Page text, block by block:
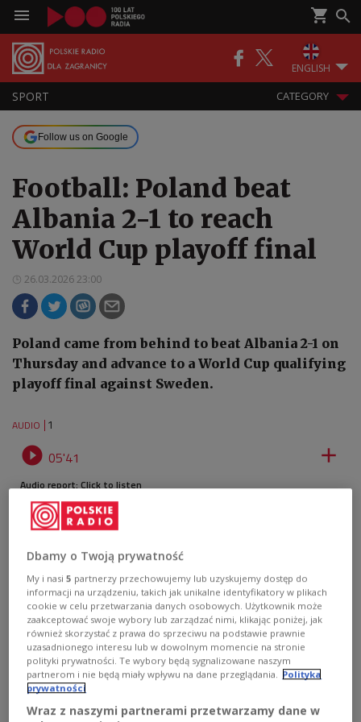
ENGLISH
SPORT CATEGORY
Follow us on Google
Football: Poland beat
Albania 2-1 to reach
World Cup playoff final
26.03.2026 23:00
Poland came from behind to beat Albania 2-1 on
Thursday and advance to a World Cup qualifying
playoff final against Sweden.
AUDIO 1
 05'41 
Audio report: Click to listen
Dbamy o Twoją prywatność
My i nasi5 partnerzy przechowujemy lub uzyskujemy dostęp do
informacji na urządzeniu, takich jak unikalne identyfikatory w plikach
cookie w celu przetwarzania danych osobowych. Użytkownik może
zaakceptować swoje wybory lub zarządzać nimi, klikając poniżej, jak
również skorzystać z prawa do sprzeciwu na podstawie prawnie
uzasadnionego interesu lub w dowolnym momencie na stronie
polityki prywatności. Te wybory będą sygnalizowane naszym
partnerom i nie będą miały wpływu na dane przeglądania. Polityka
prywatności
Wraz z naszymi partnerami przetwarzamy dane w